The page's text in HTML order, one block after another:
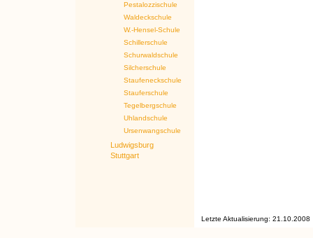
Pestalozzischule
Waldeckschule
W.-Hensel-Schule
Schillerschule
Schurwaldschule
Silcherschule
Staufeneckschule
Stauferschule
Tegelbergschule
Uhlandschule
Ursenwangschule
Ludwigsburg
Stuttgart
Letzte Aktualisierung: 21.10.2008